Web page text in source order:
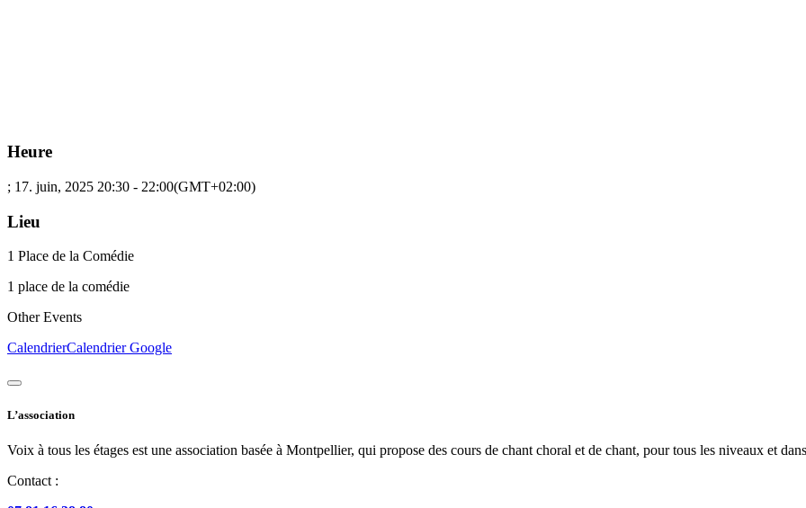
Heure
; 17. juin, 2025 20:30 - 22:00(GMT+02:00)
Lieu
1 Place de la Comédie
1 place de la comédie
Other Events
CalendrierCalendrier Google
L’association
Voix à tous les étages est une association basée à Montpellier, qui propose des cours de chant choral et de chant, pour tous les niveaux et
Contact :